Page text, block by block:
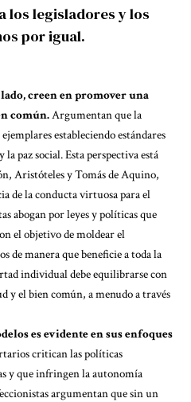
los legisladores y los
por igual.
creen en promover una
común.Argumentan que la
estableciendo estándares
paz social. Esta perspectiva está
Aristóteles y Tomás de Aquino,
de la conducta virtuosa para el
abogan por leyes y políticas que
el objetivo de moldear el
de manera que beneficie a toda la
individual debe equilibrarse con
y el bien común, a menudo a través
es evidente en sus enfoques
critican las políticas
y que infringen la autonomía
argumentan que sin un